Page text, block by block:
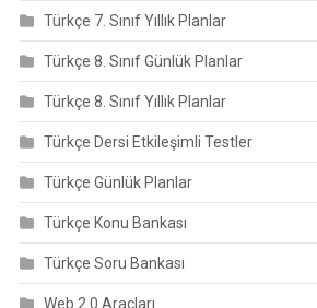
Türkçe 7. Sınıf Yıllık Planlar
Türkçe 8. Sınıf Günlük Planlar
Türkçe 8. Sınıf Yıllık Planlar
Türkçe Dersi Etkileşimli Testler
Türkçe Günlük Planlar
Türkçe Konu Bankası
Türkçe Soru Bankası
Web 2.0 Araçları